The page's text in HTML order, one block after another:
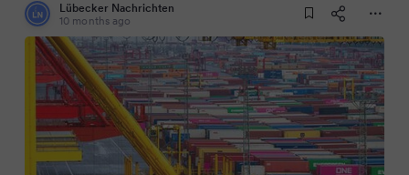
Lübecker Nachrichten
10 months ago